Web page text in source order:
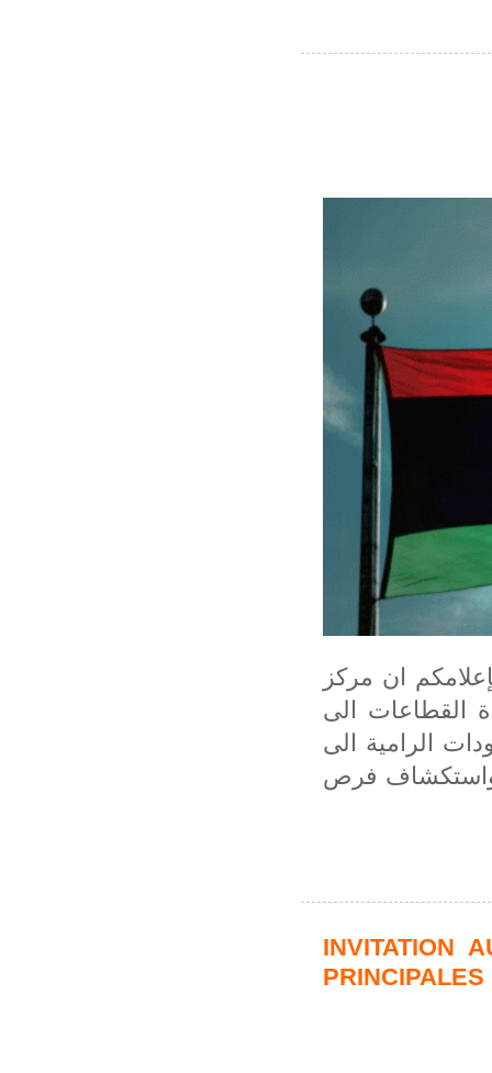
ان مركز
القطاعات الى
المجهودات الرامية الى
واستكشاف فرص
INVITATION